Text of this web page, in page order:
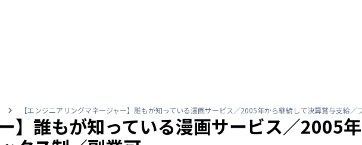
【エンジニアリングマネージャー】誰もが知っている漫画サービス／2005年から継続して決算賞与支給
】誰もが知っている漫画サービス／2005